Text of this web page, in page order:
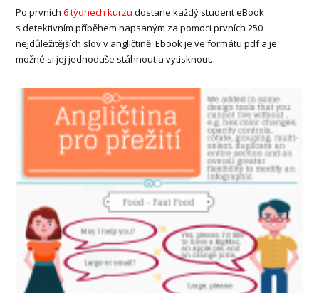
Po prvních6 týdnech kurzu dostane každý student eBook
s detektivním příběhem napsaným za pomoci prvních 250
nejdůležitějších slov v angličtině. Ebook je ve formátu pdf a je
možné si jej jednoduše stáhnout a vytisknout.